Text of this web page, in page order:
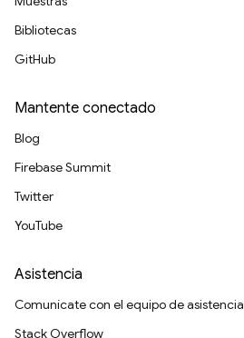
Bibliotecas
GitHub
Mantente conectado
Blog
Firebase Summit
Twitter
YouTube
Asistencia
Comunícate con el equipo de asistencia
Stack Overflow